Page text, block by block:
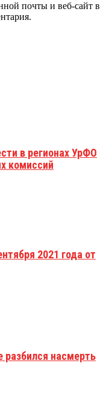
почты и веб-сайт в
в регионах УрФО
комиссий
2021 года от
насмерть